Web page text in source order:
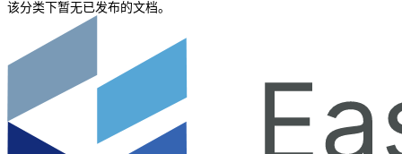
该分类下暂无已发布的文档。